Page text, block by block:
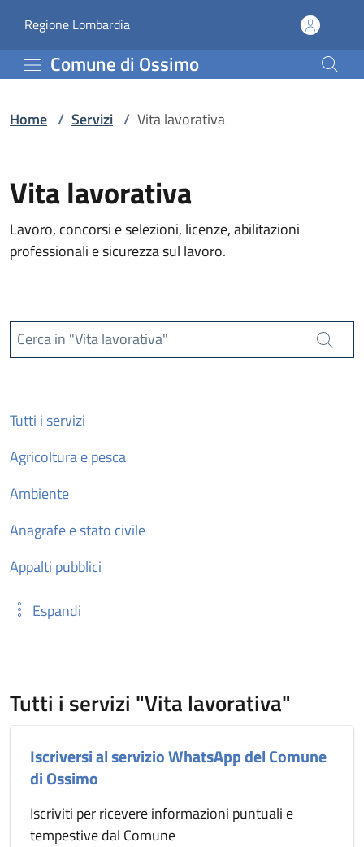
Servizi | Comune di
Regione Lombardia(apre in un'altra scheda).
Comune di Ossimo
Home / Servizi / Vita lavorativa
Vita lavorativa
Lavoro, concorsi e selezioni, licenze, abilitazioni
professionali e sicurezza sul lavoro.
Cerca in "Vita lavorativa"
Cerca
Tutti i servizi
Agricoltura e pesca
Ambiente
Anagrafe e stato civile
Appalti pubblici
Espandi
Tutti i servizi "Vita lavorativa"
Iscriversi al servizio WhatsApp del Comune
di Ossimo
Iscriviti per ricevere informazioni puntuali e
tempestive dal Comune